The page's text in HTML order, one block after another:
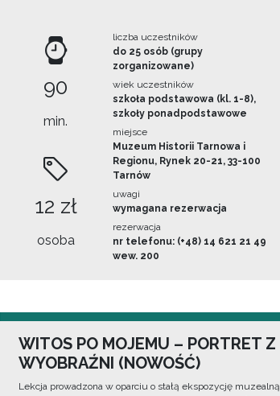
90
min.
12 zł
osoba
liczba uczestników
do 25 osób (grupy
zorganizowane)
wiek uczestników
szkoła podstawowa (kl. 1-8),
szkoły ponadpodstawowe
miejsce
Muzeum Historii Tarnowa i
Regionu, Rynek 20-21, 33-100
Tarnów
uwagi
wymagana rezerwacja
rezerwacja
nr telefonu: (+48) 14 621 21 49
wew. 200
WITOS PO MOJEMU – PORTRET Z
WYOBRAŹNI (NOWOŚĆ)
Lekcja prowadzona w oparciu o stałą ekspozycję muzealną